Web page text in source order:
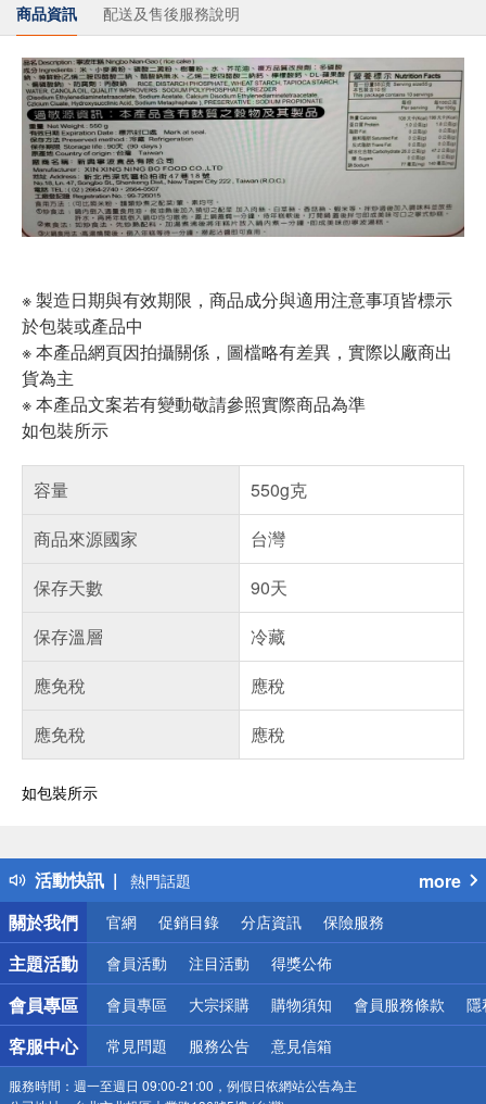
商品資訊 配送及售後服務說明
※ 製造日期與有效期限，商品成分與適用注意事項皆標示
於包裝或產品中
※ 本產品網頁因拍攝關係，圖檔略有差異，實際以廠商出
貨為主
※ 本產品文案若有變動敬請參照實際商品為準
如包裝所示
容量
550g克
商品來源國家
台灣
保存天數
90天
保存溫層
冷藏
應免稅
應稅
應免稅
應稅
如包裝所示
活動快訊
得獎公告
熱門話題
銀行優惠
偏遠地區配送
詐騙網頁！請小心！
more
關於我們
官網 促銷目錄 分店資訊 保險服務
主題活動 會員活動 注目活動 得獎公佈
會員專區 會員專區 大宗採購 購物須知 會員服務條款 隱
客服中心 常見問題 服務公告 意見信箱
服務時間： 週一至週日 09:00-21:00，例假日依網站公告為主